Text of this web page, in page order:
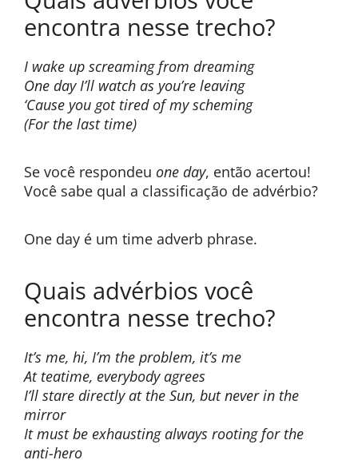
encontra nesse trecho?
I wake up screaming from dreaming
One day I’ll watch as you’re leaving
‘Cause you got tired of my scheming
(For the last time)
Se você respondeu one day, então acertou!
Você sabe qual a classificação de advérbio?
One day é um time adverb phrase.
Quais advérbios você
encontra nesse trecho?
It’s me, hi, I’m the problem, it’s me
At teatime, everybody agrees
I’ll stare directly at the Sun, but never in the
mirror
It must be exhausting always rooting for the
anti-hero